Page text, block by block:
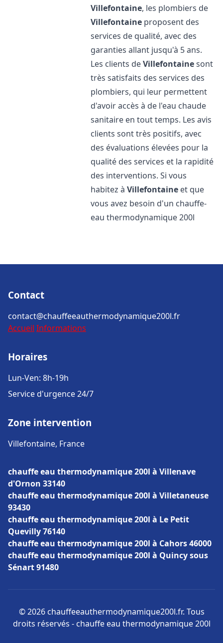
Villefontaine, les plombiers de
Villefontaine proposent des
services de qualité, avec des
garanties allant jusqu'à 5 ans.
Les clients deVillefontainesont
très satisfaits des services des
plombiers, qui leur permettent
d'avoir accès à de l'eau chaude
sanitaire en tout temps. Les avis
clients sont très positifs, avec
des évaluations élevées pour la
qualité des services et la rapidité
des interventions. Si vous
habitez àVillefontaine et que
vous avez besoin d'un chauffe-
eau thermodynamique 200l
Contact
contact@chauffeeauthermodynamique200l.fr
Accueil Informations
Horaires
Lun-Ven: 8h-19h
Service d'urgence 24/7
Zone intervention
Villefontaine, France
chauffe eau thermodynamique 200l à Villenave
d'Ornon 33140
chauffe eau thermodynamique 200l à Villetaneuse
93430
chauffe eau thermodynamique 200l à Le Petit
Quevilly 76140
chauffe eau thermodynamique 200l à Cahors 46000
chauffe eau thermodynamique 200l à Quincy sous
Sénart 91480
© 2026 chauffeeauthermodynamique200l.fr. Tous
droits réservés - chauffe eau thermodynamique 200l